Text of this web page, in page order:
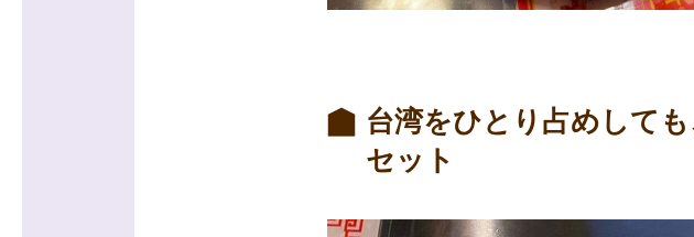
台湾をひとり占めして
セット